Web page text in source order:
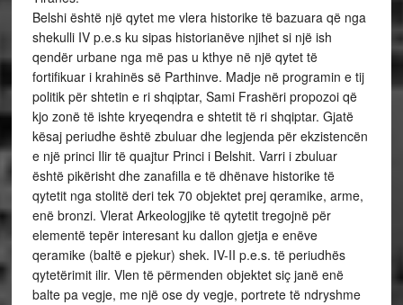
Belshi është një qytet me vlera historike të bazuara që nga
shekulli IV p.e.s ku sipas historianëve njihet si një ish
qendër urbane nga më pas u kthye në një qytet të
fortifikuar i krahinës së Parthinve. Madje në programin e tij
politik për shtetin e ri shqiptar, Sami Frashëri propozoi që
kjo zonë të ishte kryeqendra e shtetit të ri shqiptar. Gjatë
kësaj periudhe është zbuluar dhe legjenda për ekzistencën
e një princi Ilir të quajtur Princi i Belshit. Varri i zbuluar
është pikërisht dhe zanafilla e të dhënave historike të
qytetit nga stolitë deri tek 70 objektet prej qeramike, arme,
enë bronzi. Vlerat Arkeologjike të qytetit tregojnë për
elementë tepër interesant ku dallon gjetja e enëve
qeramike (baltë e pjekur) shek. IV-II p.e.s. të periudhës
qytetërimit ilir. Vlen të përmenden objektet siç janë enë
balte pa vegje, me një ose dy vegje, portrete të ndryshme